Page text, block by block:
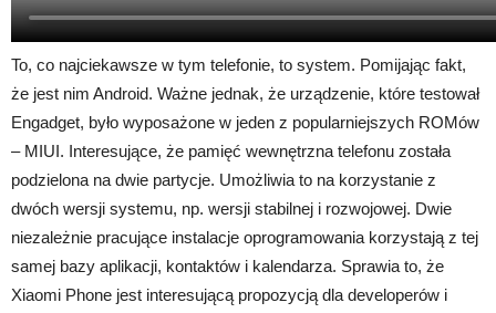
To, co najciekawsze w tym telefonie, to system. Pomijając fakt,
że jest nim Android. Ważne jednak, że urządzenie, które testował
Engadget, było wyposażone w jeden z popularniejszych ROMów
– MIUI. Interesujące, że pamięć wewnętrzna telefonu została
podzielona na dwie partycje. Umożliwia to na korzystanie z
dwóch wersji systemu, np. wersji stabilnej i rozwojowej. Dwie
niezależnie pracujące instalacje oprogramowania korzystają z tej
samej bazy aplikacji, kontaktów i kalendarza. Sprawia to, że
Xiaomi Phone jest interesującą propozycją dla developerów i